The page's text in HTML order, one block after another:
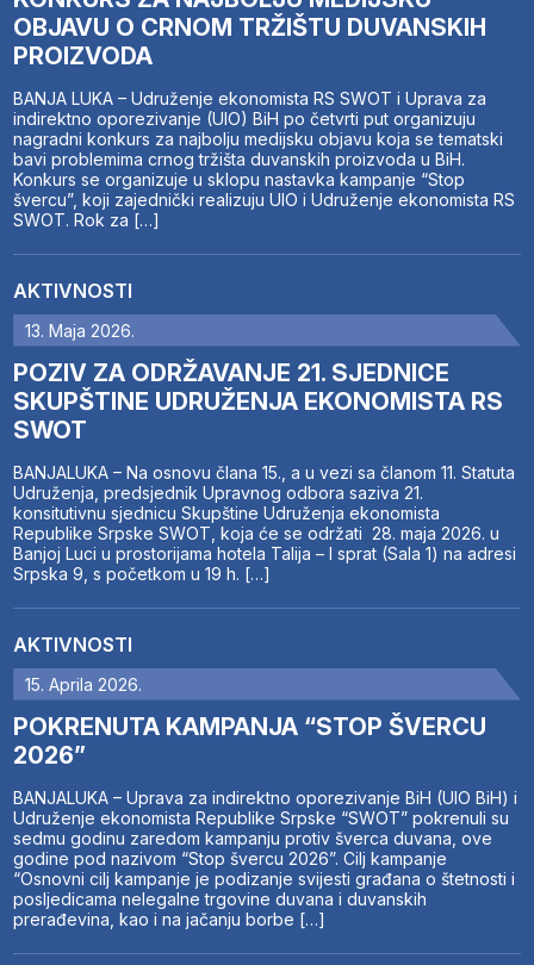
OBJAVU O CRNOM TRŽIŠTU DUVANSKIH
PROIZVODA
BANJA LUKA – Udruženje ekonomista RS SWOT i Uprava za
indirektno oporezivanje (UIO) BiH po četvrti put organizuju
nagradni konkurs za najbolju medijsku objavu koja se tematski
bavi problemima crnog tržišta duvanskih proizvoda u BiH.
Konkurs se organizuje u sklopu nastavka kampanje “Stop
švercu”, koji zajednički realizuju UIO i Udruženje ekonomista RS
SWOT. Rok za […]
AKTIVNOSTI
13. Maja 2026.
POZIV ZA ODRŽAVANJE 21. SJEDNICE
SKUPŠTINE UDRUŽENJA EKONOMISTA RS
SWOT
BANJALUKA – Na osnovu člana 15., a u vezi sa članom 11. Statuta
Udruženja, predsjednik Upravnog odbora saziva 21.
konsitutivnu sjednicu Skupštine Udruženja ekonomista
Republike Srpske SWOT, koja će se održati 28. maja 2026. u
Banjoj Luci u prostorijama hotela Talija – I sprat (Sala 1) na adresi
Srpska 9, s početkom u 19 h. […]
AKTIVNOSTI
15. Aprila 2026.
POKRENUTA KAMPANJA “STOP ŠVERCU
2026”
BANJALUKA – Uprava za indirektno oporezivanje BiH (UIO BiH) i
Udruženje ekonomista Republike Srpske “SWOT” pokrenuli su
sedmu godinu zaredom kampanju protiv šverca duvana, ove
godine pod nazivom “Stop švercu 2026”. Cilj kampanje
“Osnovni cilj kampanje je podizanje svijesti građana o štetnosti i
posljedicama nelegalne trgovine duvana i duvanskih
prerađevina, kao i na jačanju borbe […]